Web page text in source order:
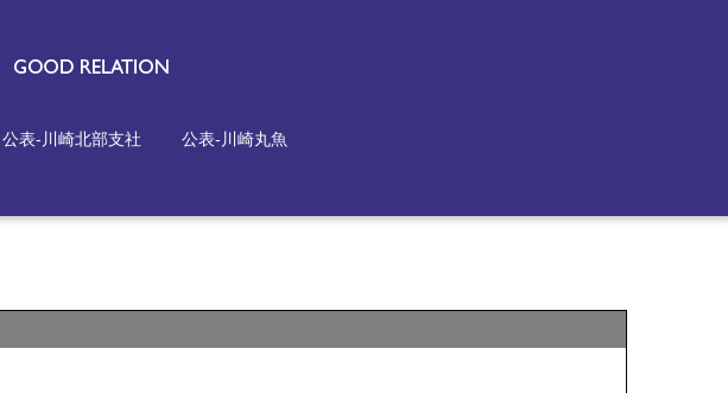
公表-川崎北部支社 公表-川崎丸魚